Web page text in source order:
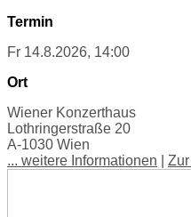
Termin
Fr 14.8.2026, 14:00
Ort
Wiener Konzerthaus
Lothringerstraße 20
A-1030 Wien
... weitere Informationen